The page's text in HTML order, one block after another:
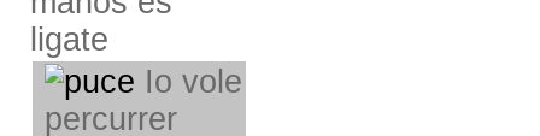
ligate
Io vole
percurrer